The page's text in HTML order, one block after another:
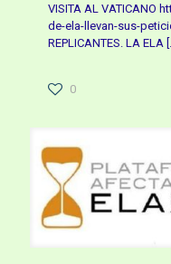
VISITA AL VATICANO
de-ela-llevan-sus-
REPLICANTES. LA ELA
0